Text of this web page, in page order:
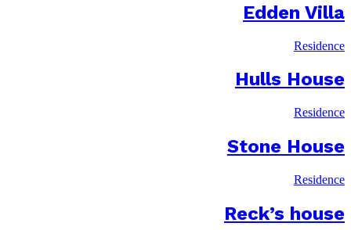
Edden Villa
Residence
Hulls House
Residence
Stone House
Residence
Reck’s house